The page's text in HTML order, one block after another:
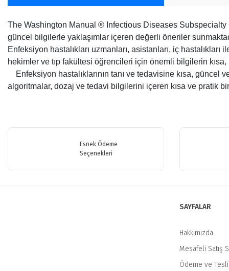
The Washington Manual ® Infectious Diseases Subspecialty
güncel bilgilerle yaklaşımlar içeren değerli öneriler
Enfeksiyon hastalıkları uzmanları, asistanları, iç
hekimler ve tıp fakültesi öğrencileri için önemli bilgilerin kısa,
Enfeksiyon hastalıklarının tanı ve tedavisine kısa, güncel
algoritmalar, dozaj ve tedavi bilgilerini içeren kısa ve pratik
Ürün resmi kalitesiz, bozuk veya görüntülenemiyor.
Esnek Ödeme
Seçenekleri
SAYFALAR
Hakkımızda
Mesafeli Satış
Ödeme ve